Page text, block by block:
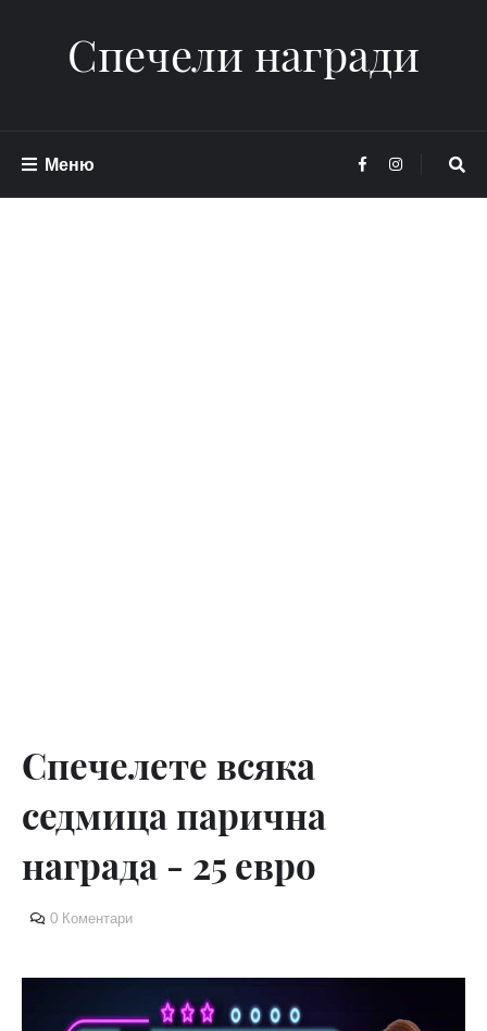
Спечели награди
Меню
Спечелете всяка
седмица парична
награда - 25 евро
0 Коментари